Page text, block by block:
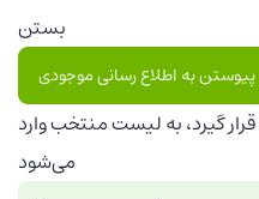
بستن
پیوستن به اطلاع رسانی موجودی
گیرد، به لیست منتخب وارد
می‌شود